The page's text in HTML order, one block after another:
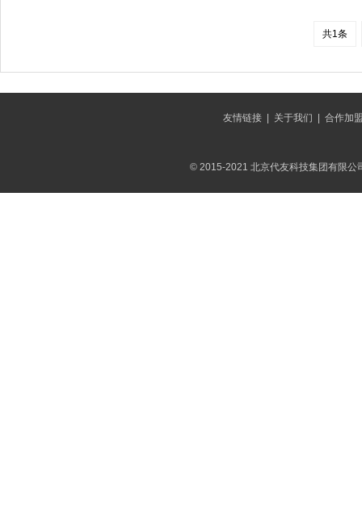
共1条
友情链接| 关于我们 合作加
© 2015-2021 北京代友科技集团有限